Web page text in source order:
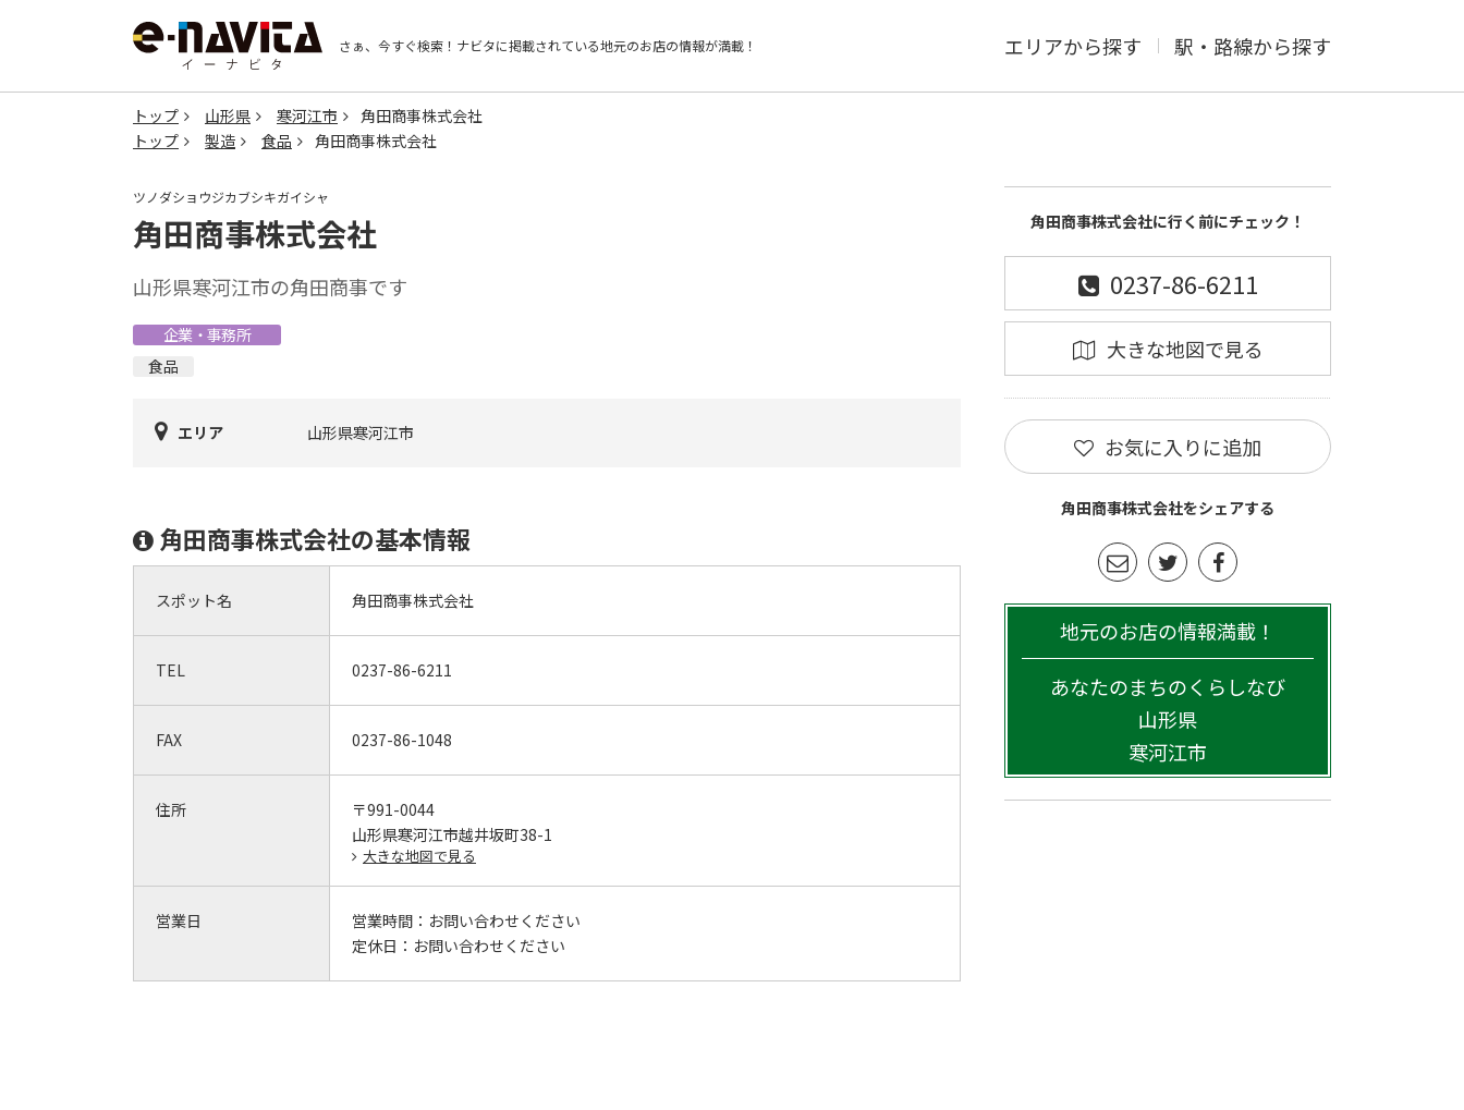
さぁ、今すぐ検索！ ナビタに掲載されている地元のお店の情報が満載！ エリアから探す 駅・路線から探す
トップ 山形県 寒河江市
角田商事株式会社
トップ
製造 食品 角田商事株式会社
ツノダショウジカブシキガイシャ
角田商事株式会社
山形県寒河江市の角田商事です
企業・事務所
食品
エリア 山形県寒河江市
角田商事株式会社の基本情報
スポット名 角田商事株式会社
TEL 0237-86-6211
FAX 0237-86-1048
住所
〒991-0044
山形県寒河江市越井坂町38-1
大きな地図で見る
営業日 営業時間： お問い合わせください
定休日： お問い合わせください
角田商事株式会社に行く前にチェック！
0237-86-6211
大きな地図で見る
お気に入りに追加
角田商事株式会社をシェアする
地元のお店の情報満載！
あなたのまちのくらしなび
山形県
寒河江市